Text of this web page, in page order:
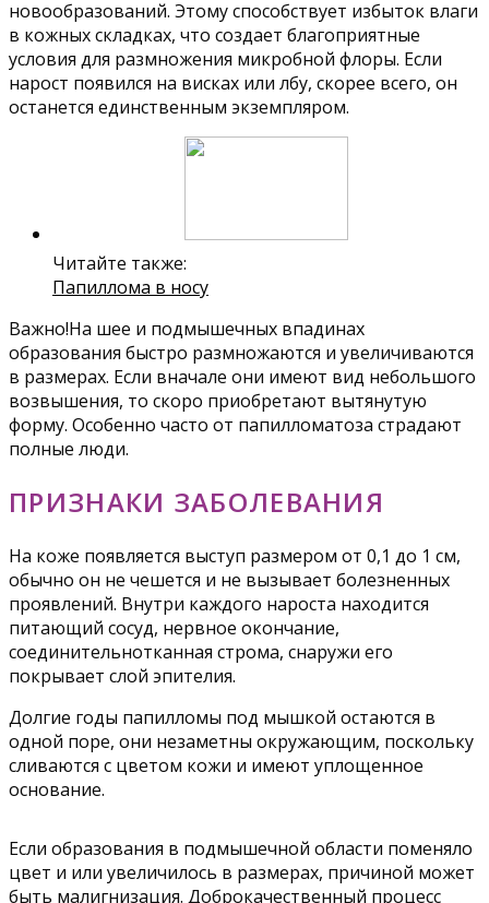
новообразований. Этому способствует избыток влаги
в кожных складках, что создает благоприятные
условия для размножения микробной флоры. Если
нарост появился на висках или лбу, скорее всего, он
останется единственным экземпляром.
Читайте также:
Папиллома в носу
Важно!На шее и подмышечных впадинах
образования быстро размножаются и увеличиваются
в размерах. Если вначале они имеют вид небольшого
возвышения, то скоро приобретают вытянутую
форму. Особенно часто от папилломатоза страдают
полные люди.
ПРИЗНАКИ ЗАБОЛЕВАНИЯ
На коже появляется выступ размером от 0,1 до 1 см,
обычно он не чешется и не вызывает болезненных
проявлений. Внутри каждого нароста находится
питающий сосуд, нервное окончание,
соединительнотканная строма, снаружи его
покрывает слой эпителия.
Долгие годы папилломы под мышкой остаются в
одной поре, они незаметны окружающим, поскольку
сливаются с цветом кожи и имеют уплощенное
основание.
Если образования в подмышечной области поменяло
цвет и или увеличилось в размерах, причиной может
быть малигнизация. Доброкачественный процесс